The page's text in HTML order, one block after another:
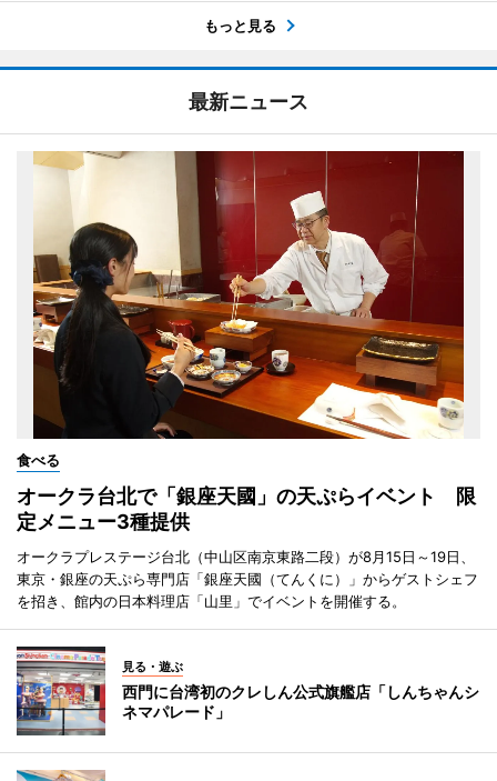
もっと見る
最新ニュース
食べる
オークラ台北で「銀座天國」の天ぷらイベント 限
定メニュー3種提供
オークラプレステージ台北（中山区南京東路二段）が8月15日～19日、
東京・銀座の天ぷら専門店「銀座天國（てんくに）」からゲストシェフ
を招き、館内の日本料理店「山里」でイベントを開催する。
見る・遊ぶ
西門に台湾初のクレしん公式旗艦店「しんちゃんシ
ネマパレード」